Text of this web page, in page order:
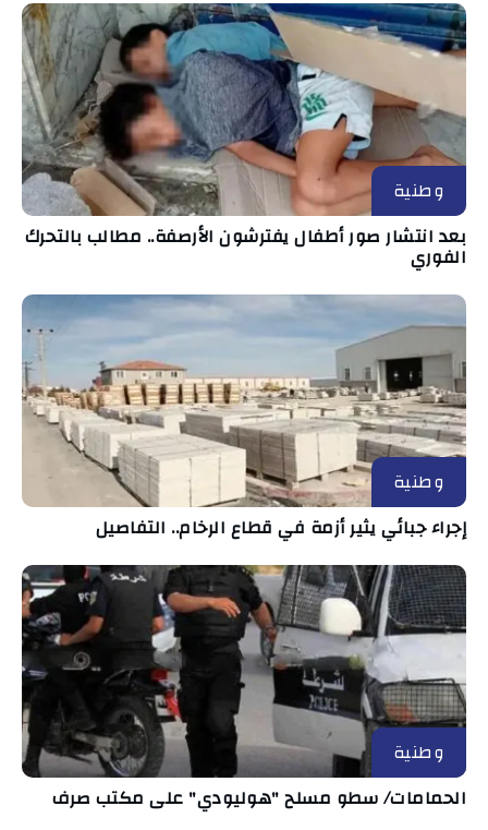
وطنية
بعد انتشار صور أطفال يفترشون الأرصفة.. مطالب بالتحرك
الفوري
وطنية
إجراء جبائي يثير أزمة في قطاع الرخام.. التفاصيل
وطنية
الحمامات/ سطو مسلح "هوليودي" على مكتب صرف